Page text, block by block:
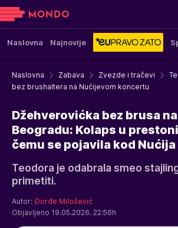
Naslovna Najnovije
Naslovna Zabava Zvezde i tračevi
bez brushaltera na Nućijevom koncertu
Džehverovićka bez brusa
Beogradu: Kolaps u
čemu se pojavila kod Nućija
Teodora je odabrala smeo
primetiti.
Autor: Đorđe Milošević
Objavljeno 19.05.2026. 22:56h